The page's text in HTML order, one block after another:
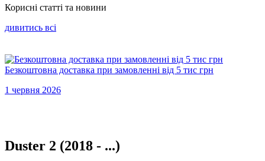
Корисні статті та новини
дивитись всi
Безкоштовна доставка при замовленні від 5 тис грн
1 червня 2026
Duster 2 (2018 - ...)